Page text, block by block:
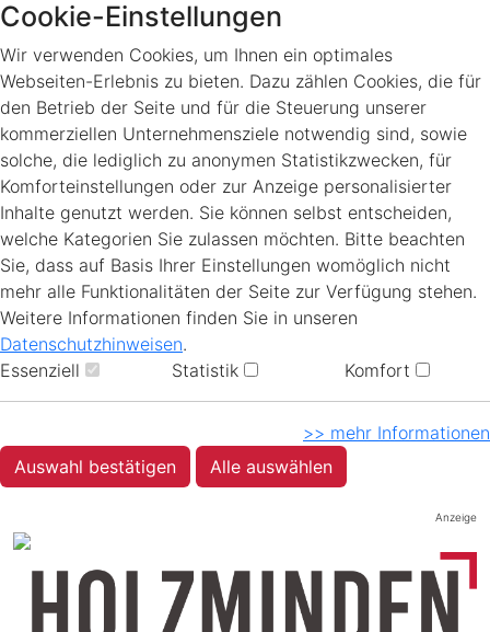
Cookie-Einstellungen
Wir verwenden Cookies, um Ihnen ein optimales
Webseiten-Erlebnis zu bieten. Dazu zählen Cookies, die für
den Betrieb der Seite und für die Steuerung unserer
kommerziellen Unternehmensziele notwendig sind, sowie
solche, die lediglich zu anonymen Statistikzwecken, für
Komforteinstellungen oder zur Anzeige personalisierter
Inhalte genutzt werden. Sie können selbst entscheiden,
welche Kategorien Sie zulassen möchten. Bitte beachten
Sie, dass auf Basis Ihrer Einstellungen womöglich nicht
mehr alle Funktionalitäten der Seite zur Verfügung stehen.
Weitere Informationen finden Sie in unseren
Datenschutzhinweisen.
Essenziell
Statistik Komfort
>> mehr Informationen
Auswahl bestätigen
Alle auswählen
Anzeige